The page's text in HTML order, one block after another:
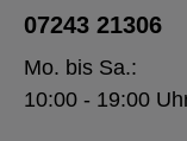
07243 21306
Mo. bis Sa.:
10:00 - 19:00